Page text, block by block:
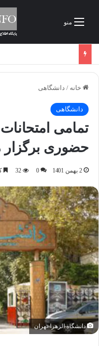
منو
خانه / دانشگاهی
دانشگاهی
تمامی امتحانات
حضوری
2 بهمن 1401 0
32
دانشگاه-الزهرا-تهران